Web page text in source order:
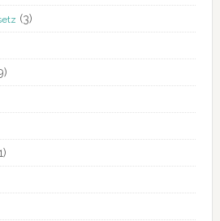
(3)